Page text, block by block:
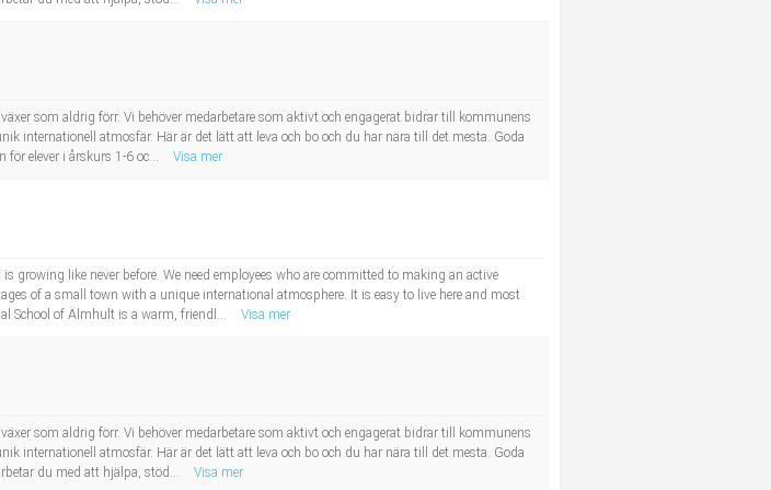
som aldrig förr. Vi behöver medarbetare som aktivt och engagerat bidrar till kommunens
internationell atmosfär. Här är det lätt att leva och bo och du har nära till det mesta. Goda
elever i årskurs 1-6 oc...
Visa mer
like never before. We need employees who are committed to making an active
of a small town with a unique international atmosphere. It is easy to live here and most
School of Älmhult is a warm, friendl...
Visa mer
som aldrig förr. Vi behöver medarbetare som aktivt och engagerat bidrar till kommunens
internationell atmosfär. Här är det lätt att leva och bo och du har nära till det mesta. Goda
du med att hjälpa, stöd...
Visa mer